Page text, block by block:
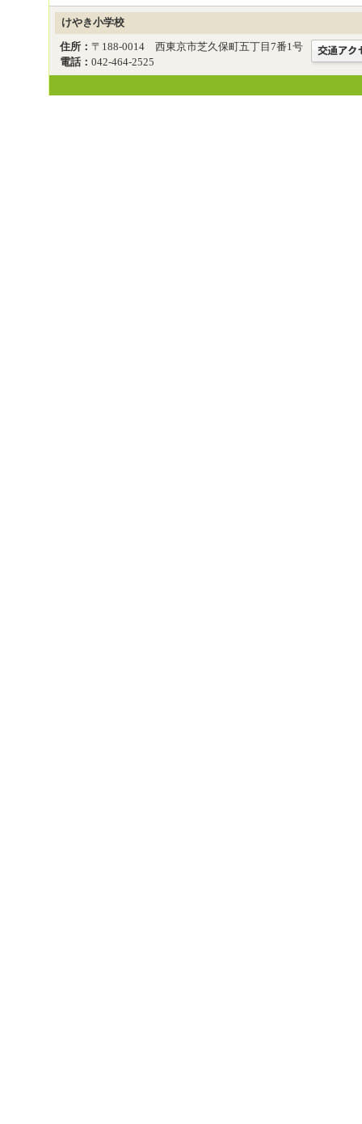
けやき小学校
住所： 〒188-0014 西東京市芝久保町五丁目7番1号
電話： 042-464-2525